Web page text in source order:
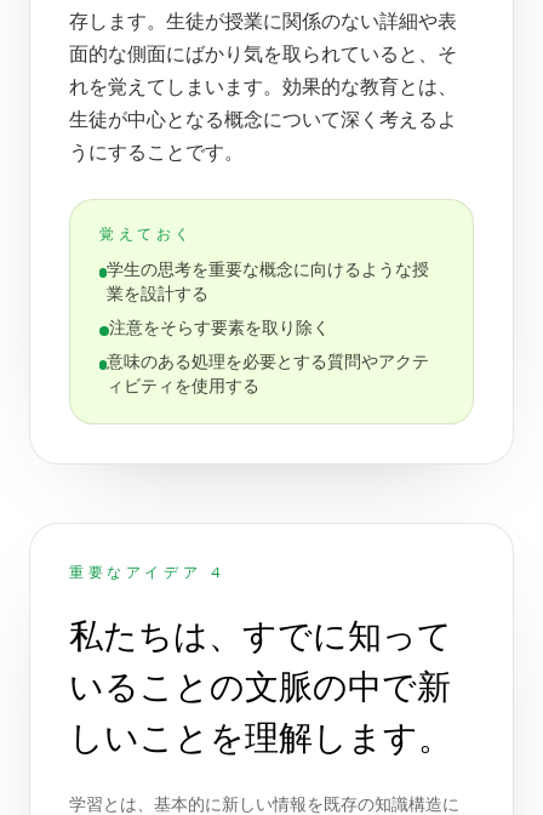
存します。生徒が授業に関係のない詳細や表
面的な側面にばかり気を取られていると、そ
れを覚えてしまいます。効果的な教育とは、
生徒が中心となる概念について深く考えるよ
うにすることです。
覚えておく
学生の思考を重要な概念に向けるような授
業を設計する
注意をそらす要素を取り除く
意味のある処理を必要とする質問やアクテ
ィビティを使用する
重要なアイデア 4
私たちは、すでに知って
いることの文脈の中で新
しいことを理解します。
学習とは、基本的に新しい情報を既存の知識構造に